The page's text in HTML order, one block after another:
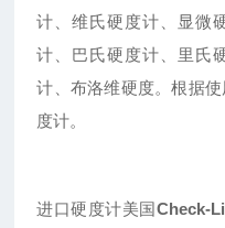
计、维氏硬度计、显微
计、巴氏硬度计、里氏
计、布洛维硬度。根据
度计。
进口硬度计美国Check-